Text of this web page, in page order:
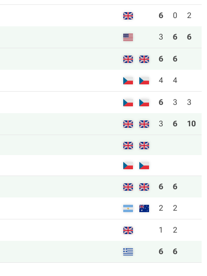
6 0 2
3 6 6
6 6
4 4
6 3 3
3 6 10
6 6
2 2
1 2
6 6